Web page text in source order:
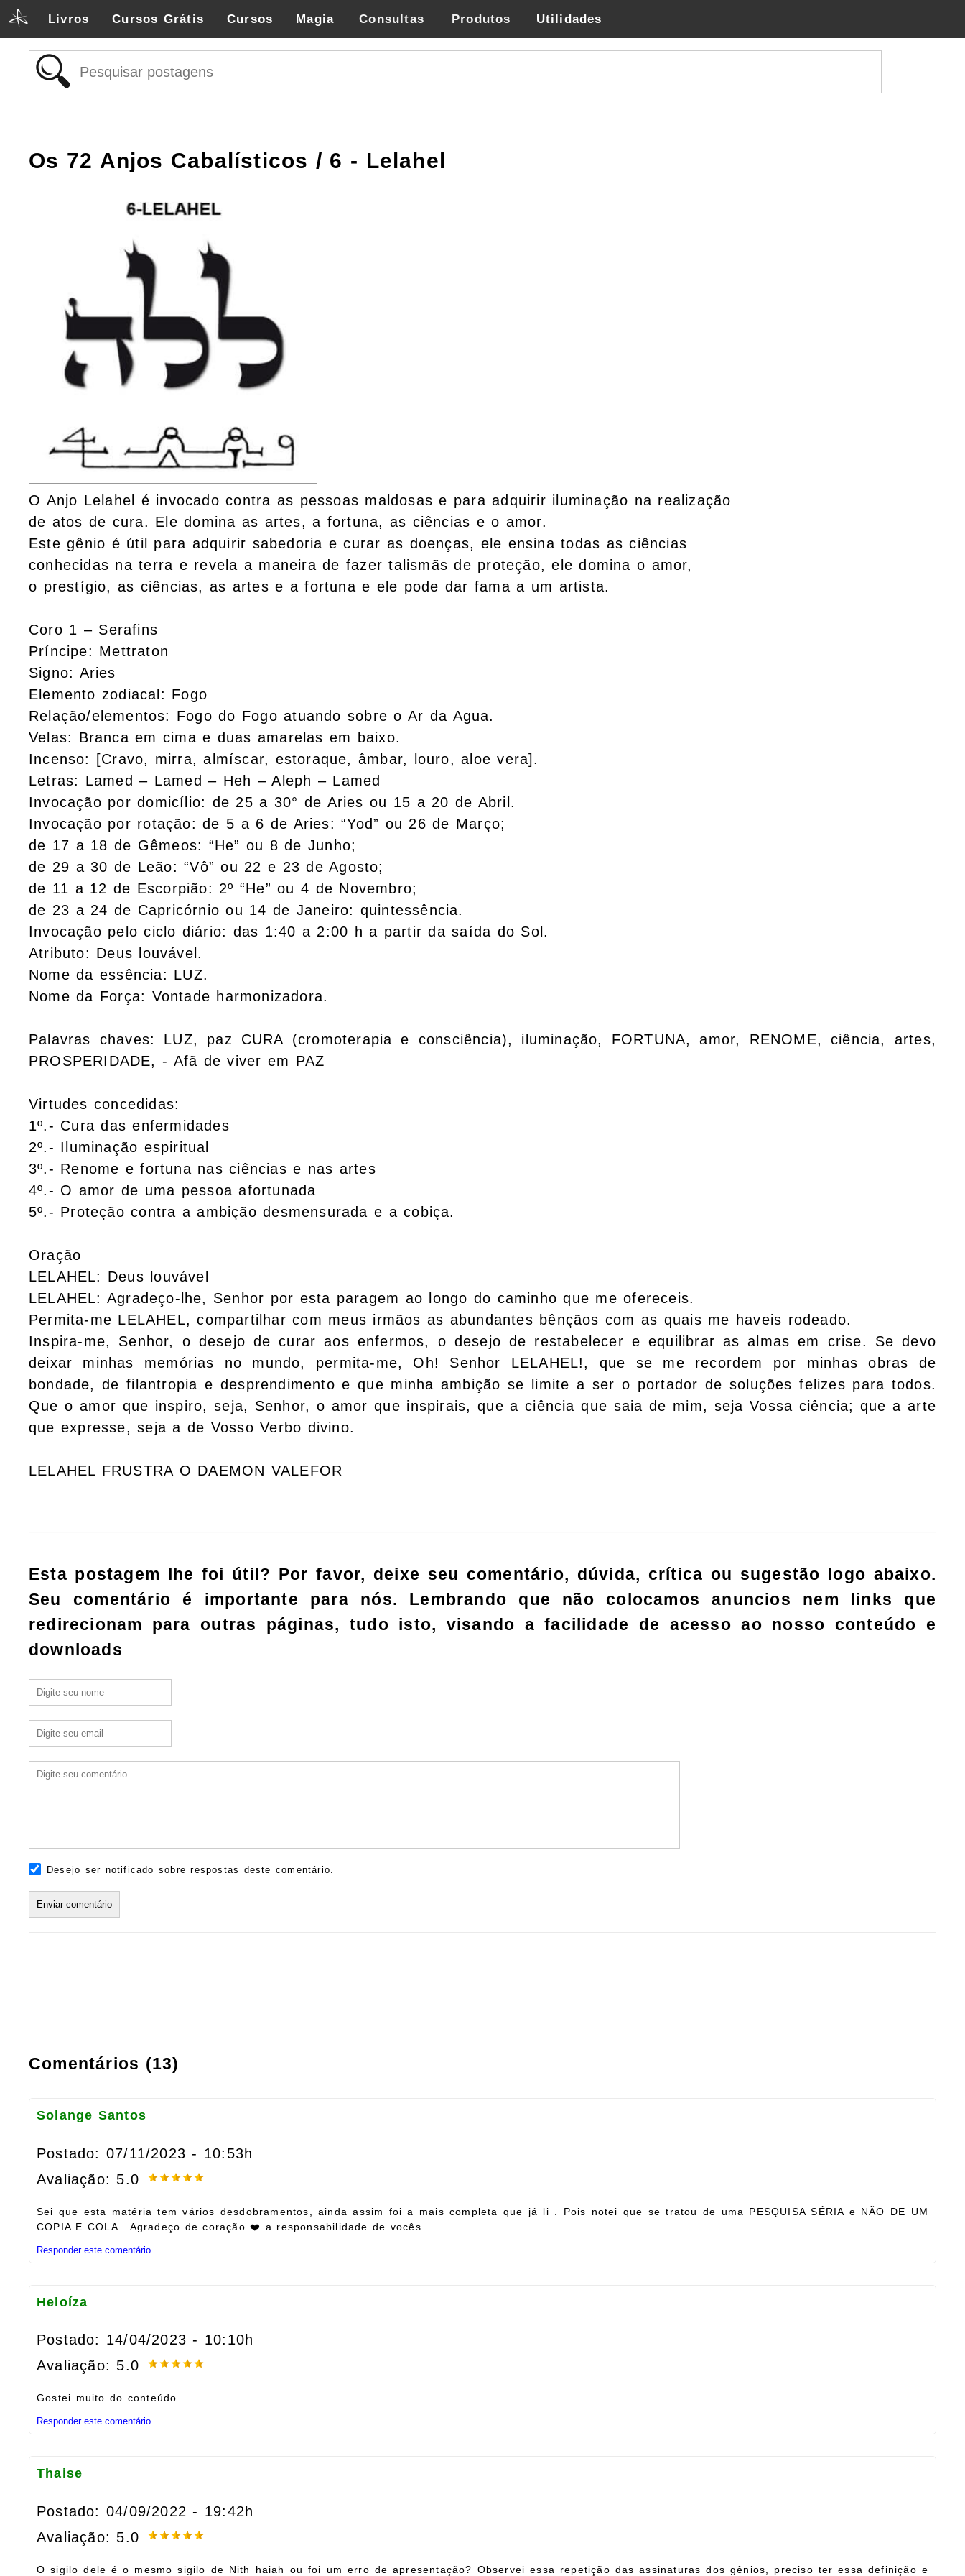
Livros Cursos Grátis Cursos Magia Consultas Produtos Utilidades
Os 72 Anjos Cabalísticos / 6 - Lelahel
O Anjo Lelahel é invocado contra as pessoas maldosas e para adquirir iluminação na realização
de atos de cura. Ele domina as artes, a fortuna, as ciências e o amor.
Este gênio é útil para adquirir sabedoria e curar as doenças, ele ensina todas as ciências
conhecidas na terra e revela a maneira de fazer talismãs de proteção, ele domina o amor,
o prestígio, as ciências, as artes e a fortuna e ele pode dar fama a um artista.
Coro 1 – Serafins
Príncipe: Mettraton
Signo: Aries
Elemento zodiacal: Fogo
Relação/elementos: Fogo do Fogo atuando sobre o Ar da Agua.
Velas: Branca em cima e duas amarelas em baixo.
Incenso: [Cravo, mirra, almíscar, estoraque, âmbar, louro, aloe vera].
Letras: Lamed – Lamed – Heh – Aleph – Lamed
Invocação por domicílio: de 25 a 30° de Aries ou 15 a 20 de Abril.
Invocação por rotação: de 5 a 6 de Aries: “Yod” ou 26 de Março;
de 17 a 18 de Gêmeos: “He” ou 8 de Junho;
de 29 a 30 de Leão: “Vô” ou 22 e 23 de Agosto;
de 11 a 12 de Escorpião: 2º “He” ou 4 de Novembro;
de 23 a 24 de Capricórnio ou 14 de Janeiro: quintessência.
Invocação pelo ciclo diário: das 1:40 a 2:00 h a partir da saída do Sol.
Atributo: Deus louvável.
Nome da essência: LUZ.
Nome da Força: Vontade harmonizadora.
Palavras chaves: LUZ, paz CURA (cromoterapia e consciência), iluminação, FORTUNA, amor, RENOME, ciência, artes,
PROSPERIDADE, - Afã de viver em PAZ
Virtudes concedidas:
1º.- Cura das enfermidades
2º.- Iluminação espiritual
3º.- Renome e fortuna nas ciências e nas artes
4º.- O amor de uma pessoa afortunada
5º.- Proteção contra a ambição desmensurada e a cobiça.
Oração
LELAHEL: Deus louvável
LELAHEL: Agradeço-lhe, Senhor por esta paragem ao longo do caminho que me ofereceis.
Permita-me LELAHEL, compartilhar com meus irmãos as abundantes bênçãos com as quais me haveis rodeado.
Inspira-me, Senhor, o desejo de curar aos enfermos, o desejo de restabelecer e equilibrar as almas em crise. Se devo
deixar minhas memórias no mundo, permita-me, Oh! Senhor LELAHEL!, que se me recordem por minhas obras de
bondade, de filantropia e desprendimento e que minha ambição se limite a ser o portador de soluções felizes para todos.
Que o amor que inspiro, seja, Senhor, o amor que inspirais, que a ciência que saia de mim, seja Vossa ciência; que a arte
que expresse, seja a de Vosso Verbo divino.
LELAHEL FRUSTRA O DAEMON VALEFOR
Esta postagem lhe foi útil? Por favor, deixe seu comentário, dúvida, crítica ou sugestão logo abaixo.
Seu comentário é importante para nós. Lembrando que não colocamos anuncios nem links que
redirecionam para outras páginas, tudo isto, visando a facilidade de acesso ao nosso conteúdo e
downloads
Desejo ser notificado sobre respostas deste comentário.
Comentários (13)
Solange Santos
Postado: 07/11/2023 - 10:53h
Avaliação: 5.0
Sei que esta matéria tem vários desdobramentos, ainda assim foi a mais completa que já li . Pois notei que se tratou de uma PESQUISA SÉRIA e NÃO DE UM
COPIA E COLA.. Agradeço de coração ❤️ a responsabilidade de vocês.
Responder este comentário
Heloíza
Postado: 14/04/2023 - 10:10h
Avaliação: 5.0
Gostei muito do conteúdo
Responder este comentário
Thaise
Postado: 04/09/2022 - 19:42h
Avaliação: 5.0
O sigilo dele é o mesmo sigilo de Nith haiah ou foi um erro de apresentação? Observei essa repetição das assinaturas dos gênios, preciso ter essa definição e